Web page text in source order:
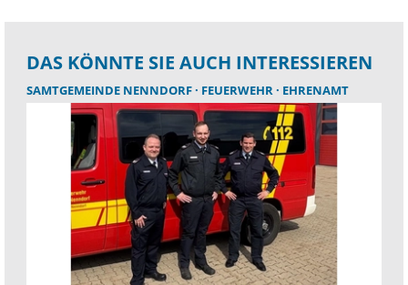
DAS KÖNNTE SIE AUCH INTERESSIEREN
SAMTGEMEINDE NENNDORF FEUERWEHR EHRENAMT